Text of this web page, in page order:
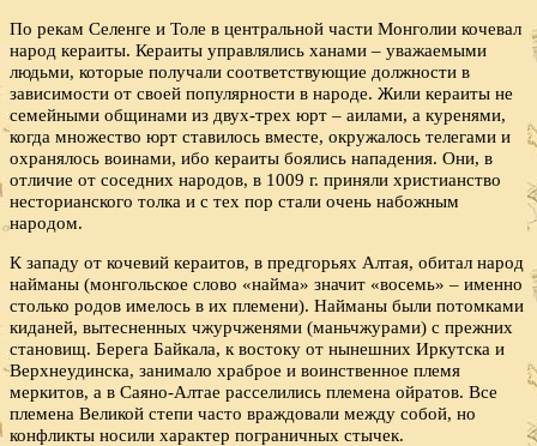
По рекам Селенге и Толе в центральной части Монголии кочевал
народ кераиты. Кераиты управлялись ханами – уважаемыми
людьми, которые получали соответствующие должности в
зависимости от своей популярности в народе. Жили кераиты не
семейными общинами из двух-трех юрт – аилами, а куренями,
когда множество юрт ставилось вместе, окружалось телегами и
охранялось воинами, ибо кераиты боялись нападения. Они, в
отличие от соседних народов, в 1009 г. приняли христианство
несторианского толка и с тех пор стали очень набожным
народом.
К западу от кочевий кераитов, в предгорьях Алтая, обитал народ
найманы (монгольское слово «найма» значит «восемь» – именно
столько родов имелось в их племени). Найманы были потомками
киданей, вытесненных чжурчженями (маньчжурами) с прежних
становищ. Берега Байкала, к востоку от нынешних Иркутска и
Верхнеудинска, занимало храброе и воинственное племя
меркитов, а в Саяно-Алтае расселились племена ойратов. Все
племена Великой степи часто враждовали между собой, но
конфликты носили характер пограничных стычек.